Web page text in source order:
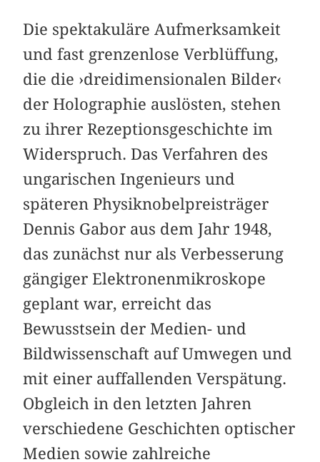
Die spektakuläre Aufmerksamkeit
und fast grenzenlose Verblüffung,
die die ›dreidimensionalen Bilder‹
der Holographie auslösten, stehen
zu ihrer Rezeptionsgeschichte im
Widerspruch. Das Verfahren des
ungarischen Ingenieurs und
späteren Physiknobelpreisträger
Dennis Gabor aus dem Jahr 1948,
das zunächst nur als Verbesserung
gängiger Elektronenmikroskope
geplant war, erreicht das
Bewusstsein der Medien- und
Bildwissenschaft auf Umwegen und
mit einer auffallenden Verspätung.
Obgleich in den letzten Jahren
verschiedene Geschichten optischer
Medien sowie zahlreiche